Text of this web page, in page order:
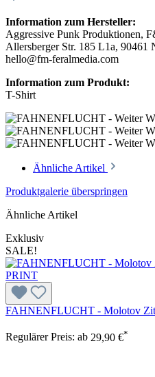
Information zum Hersteller:
Aggressive Punk Produktionen,
Allersberger Str. 185 L1a, 90461
hello@fm-feralmedia.com
Information zum Produkt:
T-Shirt
Ähnliche Artikel
Produktgalerie überspringen
Ähnliche Artikel
Exklusiv
SALE!
FAHNENFLUCHT - Molotov
Regulärer Preis: ab 29,90 €*